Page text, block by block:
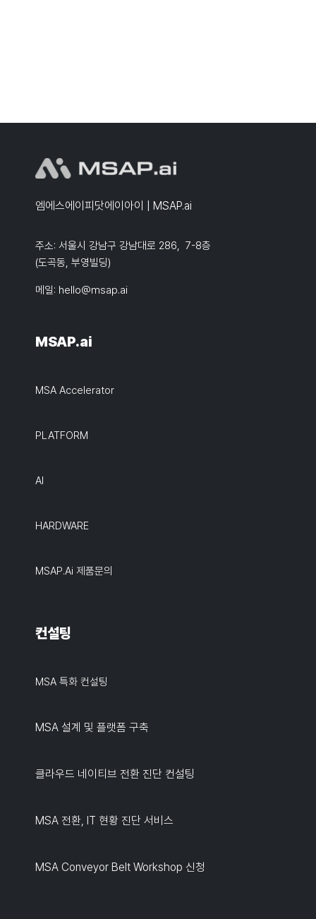
엠에스에이피닷에이아이 | MSAP.ai
주소: 서울시 강남구 강남대로 286, 7-8층
(도곡동, 부영빌딩)
메일: hello@msap.ai
MSAP.ai
MSA Accelerator
PLATFORM
AI
HARDWARE
MSAP.ai 제품문의
컨설팅
MSA 특화 컨설팅
MSA 설계 및 플랫폼 구축
클라우드 네이티브 전환 진단 컨설팅
MSA 전환, IT 현황 진단 서비스
MSA Conveyor Belt Workshop 신청